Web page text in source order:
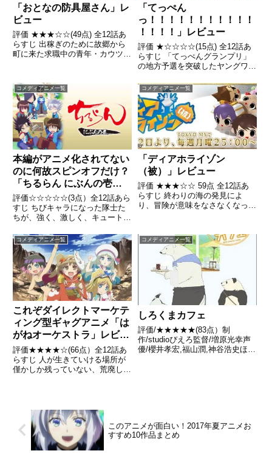
「おとなの防具屋さん」レ
ビュー
評価 ★★★☆☆(49点) 全12話あ
らすじ 出稼ぎのために故郷から
町に来た求職中の青年・カウツ
何やら怪しげな行いをしている男
女2人・ナーデンとリリエッタが
いた引用- Wikipe...
「てっぺん
っ！！！！！！！！！！！
！！！！」レビュー
評価 ★☆☆☆☆(15点) 全12話あ
らすじ 「てっぺんグランプリ」
の地方予選を突破したヤングワイ
タカコ荘に合宿。他の4組のトリ
オと様々な課題を乗り越えてい
く。引用- Wikipedia
コメディアニメ一覧
本編がアニメ化されてない
のに何故スピンオフだけ？
「ちるらん にぶんの壱」
レビュー
評価☆☆☆☆☆(3点）全12話あら
すじ ちびキャラになった隊士た
ちが、強く、激しく、キュートに
コメディアニメ一覧
「ディアホライゾン
（被）」レビュー
評価 ★★★☆☆ 59点 全12話あ
らすじ 終わりの海の発見によ
り、冒険が意味をなさなくなった
の海の向こうには、神族の大地セ
レスがある」ということを聞き、
セレスに思いをはせていた。...
コメディアニメ一覧
これぞダイレクトマーケテ
ィング型ギャグアニメ「は
がねオーケストラ」レビュ
ー
評価★★★★☆(66点）全12話あ
らすじ 人が生きていける場所が
僅かしか残っていない、荒廃した
ラ」の宣伝に奮闘する物語。引用
- Wikipedia
コメディアニメ一覧
しろくまカフェ
評価/★★★★★(83点）制
作/studioぴえろ監督/増原光幸声
優/櫻井孝宏,福山潤,神谷浩史ほか
このアニメが面白い！2017年夏アニメお
すすめ10作品まとめ